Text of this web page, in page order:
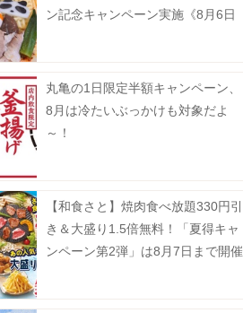
ン記念キャンペーン実施《8月6日
丸亀の1日限定半額キャンペーン、
8月は冷たいぶっかけも対象だよ
～！
【和食さと】焼肉食べ放題330円引
き＆大盛り1.5倍無料！「夏得キャ
ンペーン第2弾」は8月7日まで開催